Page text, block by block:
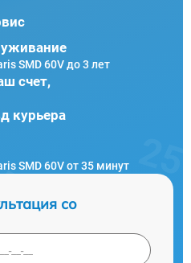
SMD 60V до 3 лет
счет,
курьера
SMD 60V от 35 минут
со